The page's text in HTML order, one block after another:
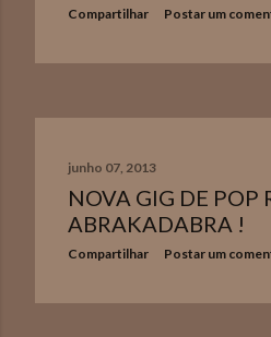
Compartilhar Postar um
junho 07, 2013
NOVA GIG DE POP
ABRAKADABRA !
Compartilhar Postar um